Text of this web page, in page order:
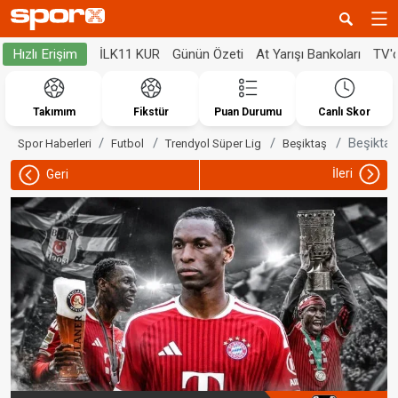
Hızlı Erişim İLK11 KUR Günün Özeti At Yarışı Bankoları
Takımım Fikstür Puan Durumu Canlı Skor
Spor Haberleri Futbol Trendyol Süper Lig Beşiktaş
Geri İleri